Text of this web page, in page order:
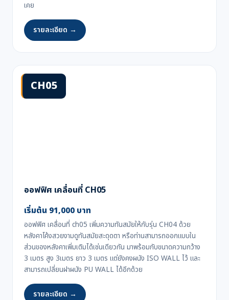
เคย
รายละเอียด →
CH05
ออฟฟิศ เคลื่อนที่ CH05
เริ่มต้น 91,000 บาท
ออฟฟิศ เคลื่อนที่ ch05 เพิ่มความทันสมัยให้กับรุ่น CH04 ด้วย
หลังคาโค้งสวยงามดูทันสมัยสะดุดตา หรือท่านสามารถออกแบบใน
ส่วนของหลังคาเพิ่มเติมได้เช่นเดียวกัน มาพร้อมกับขนาดความกว้าง
3 เมตร สูง 3เมตร ยาว 3 เมตร แต่ยังคงผนัง ISO WALL ไว้ และ
สามารถเปลี่ยนฝาผนัง PU WALL ได้อีกด้วย
รายละเอียด →